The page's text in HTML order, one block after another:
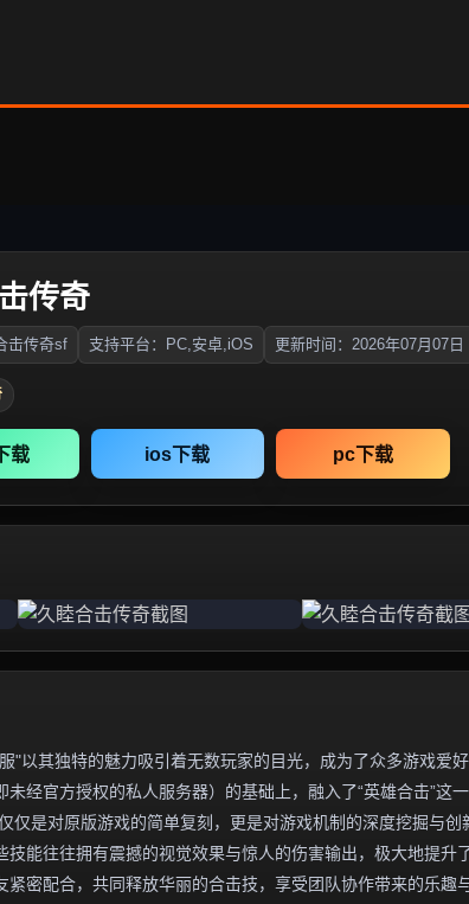
传奇
击传奇sf 支持平台：PC,安卓,iOS 更新时间：2026年07月07日
载 ios下载 pc下载
"以其独特的魅力吸引着无数玩家的目光，成为了众多游戏爱
经官方授权的私人服务器）的基础上，融入了“英雄合击”这
仅是对原版游戏的简单复刻，更是对游戏机制的深度挖掘与创
能往往拥有震撼的视觉效果与惊人的伤害输出，极大地提升
密配合，共同释放华丽的合击技，享受团队协作带来的乐趣